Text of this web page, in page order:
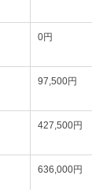
0円
97,500円
427,500円
636,000円